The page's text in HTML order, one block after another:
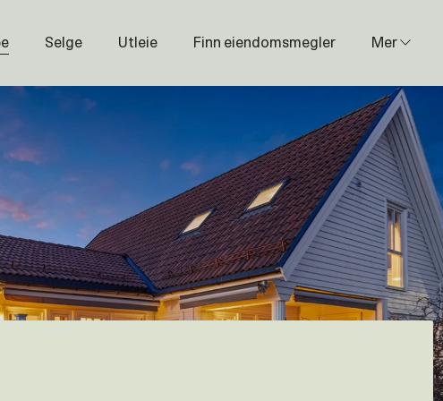
Selge Utleie Finn eiendomsmegler Mer
Prisstatistikk
Næring
Nybygg
Magasin
Om oss
Åpenhetsloven
Prisliste
Karriere